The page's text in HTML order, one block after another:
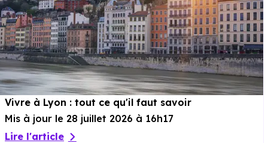
Vivre à Lyon : tout ce qu'il faut savoir
Mis à jour le 28 juillet 2026 à 16h17
Lire l'article